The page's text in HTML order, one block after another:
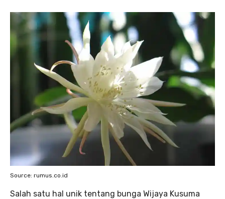
Source: rumus.co.id
Salah satu hal unik tentang bunga Wijaya Kusuma